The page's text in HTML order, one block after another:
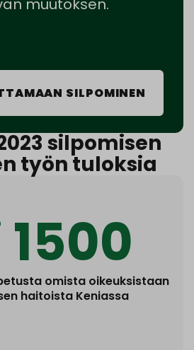
muutoksen.
SILPOMINEN
silpomisen
työn tuloksia
omista oikeuksistaan
haitoista Keniassa